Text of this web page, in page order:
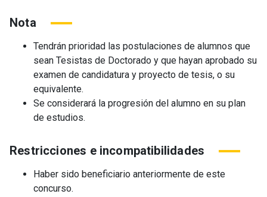
Nota
Tendrán prioridad las postulaciones de alumnos que
sean Tesistas de Doctorado y que hayan aprobado su
examen de candidatura y proyecto de tesis, o su
equivalente.
Se considerará la progresión del alumno en su plan
de estudios.
Restricciones e incompatibilidades
Haber sido beneficiario anteriormente de este
concurso.